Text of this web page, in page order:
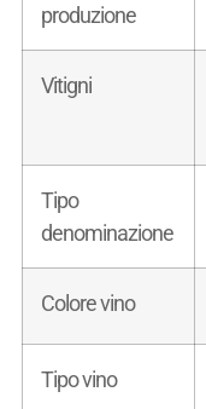
produzione
Vitigni
Tipo
denominazione
Colore vino
Tipo vino